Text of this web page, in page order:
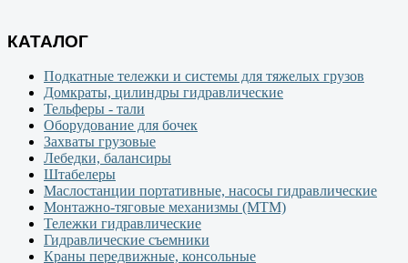
КАТАЛОГ
Подкатные тележки и системы для тяжелых грузов
Домкраты, цилиндры гидравлические
Тельферы - тали
Оборудование для бочек
Захваты грузовые
Лебедки, балансиры
Штабелеры
Маслостанции портативные, насосы гидравлические
Монтажно-тяговые механизмы (МТМ)
Тележки гидравлические
Гидравлические съемники
Краны передвижные, консольные